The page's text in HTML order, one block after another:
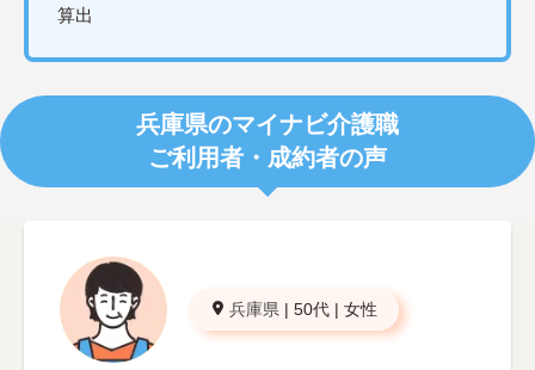
算出
兵庫県のマイナビ介護職
ご利用者・成約者の声
兵庫県 | 50代 | 女性